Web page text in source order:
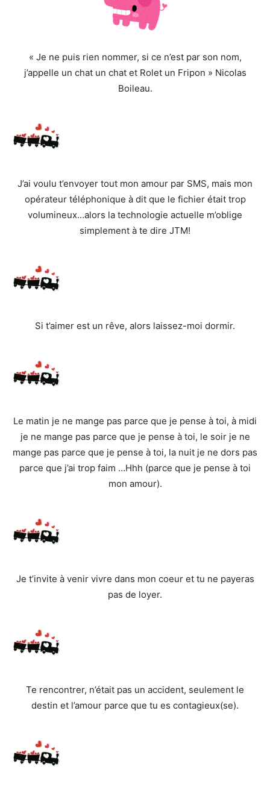
« Je ne puis rien nommer, si ce n’est par son nom,
j’appelle un chat un chat et Rolet un Fripon » Nicolas
Boileau.
J’ai voulu t’envoyer tout mon amour par SMS, mais mon
opérateur téléphonique à dit que le fichier était trop
volumineux…alors la technologie actuelle m’oblige
simplement à te dire JTM!
Si t’aimer est un rêve, alors laissez-moi dormir.
Le matin je ne mange pas parce que je pense à toi, à midi
je ne mange pas parce que je pense à toi, le soir je ne
mange pas parce que je pense à toi, la nuit je ne dors pas
parce que j’ai trop faim …Hhh (parce que je pense à toi
mon amour).
Je t’invite à venir vivre dans mon coeur et tu ne payeras
pas de loyer.
Te rencontrer, n’était pas un accident, seulement le
destin et l’amour parce que tu es contagieux(se).